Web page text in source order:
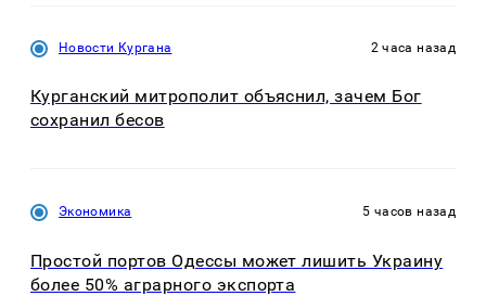
Новости Кургана 2 часа назад
Курганский митрополит объяснил, зачем Бог
сохранил бесов
Экономика 5 часов назад
Простой портов Одессы может лишить Украину
более 50% аграрного экспорта